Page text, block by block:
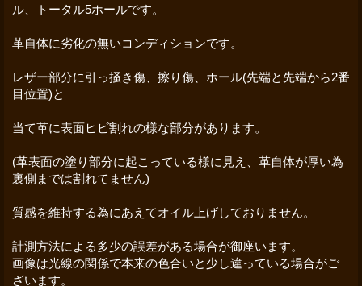
ル、トータル5ホールです。
革自体に劣化の無いコンディションです。
レザー部分に引っ掻き傷、擦り傷、ホール(先端と先端から2番
目位置)と
当て革に表面ヒビ割れの様な部分があります。
(革表面の塗り部分に起こっている様に見え、革自体が厚い為
裏側までは割れてません)
質感を維持する為にあえてオイル上げしておりません。
計測方法による多少の誤差がある場合が御座います。
画像は光線の関係で本来の色合いと少し違っている場合がご
ざいます。